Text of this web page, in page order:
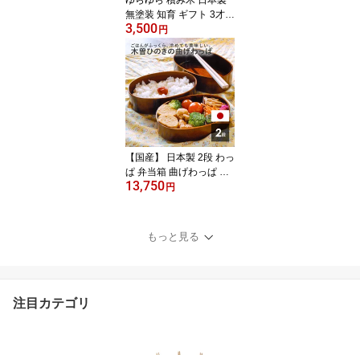
無塗装 知育 ギフト 3才か
ら 3歳 魚 おさかな 国産
木製 おもちゃ バランス
ゲーム 積み重ねる 遊ぶ
知育 玩具 男の子 女の子
誕生日
3,500円
【国産】 日本製 2段 わっ
ぱ 弁当箱 曲げわっぱ 弁
当 小判型 木曽 ひのき 木
13,750円
もっと見る
注目カテゴリ